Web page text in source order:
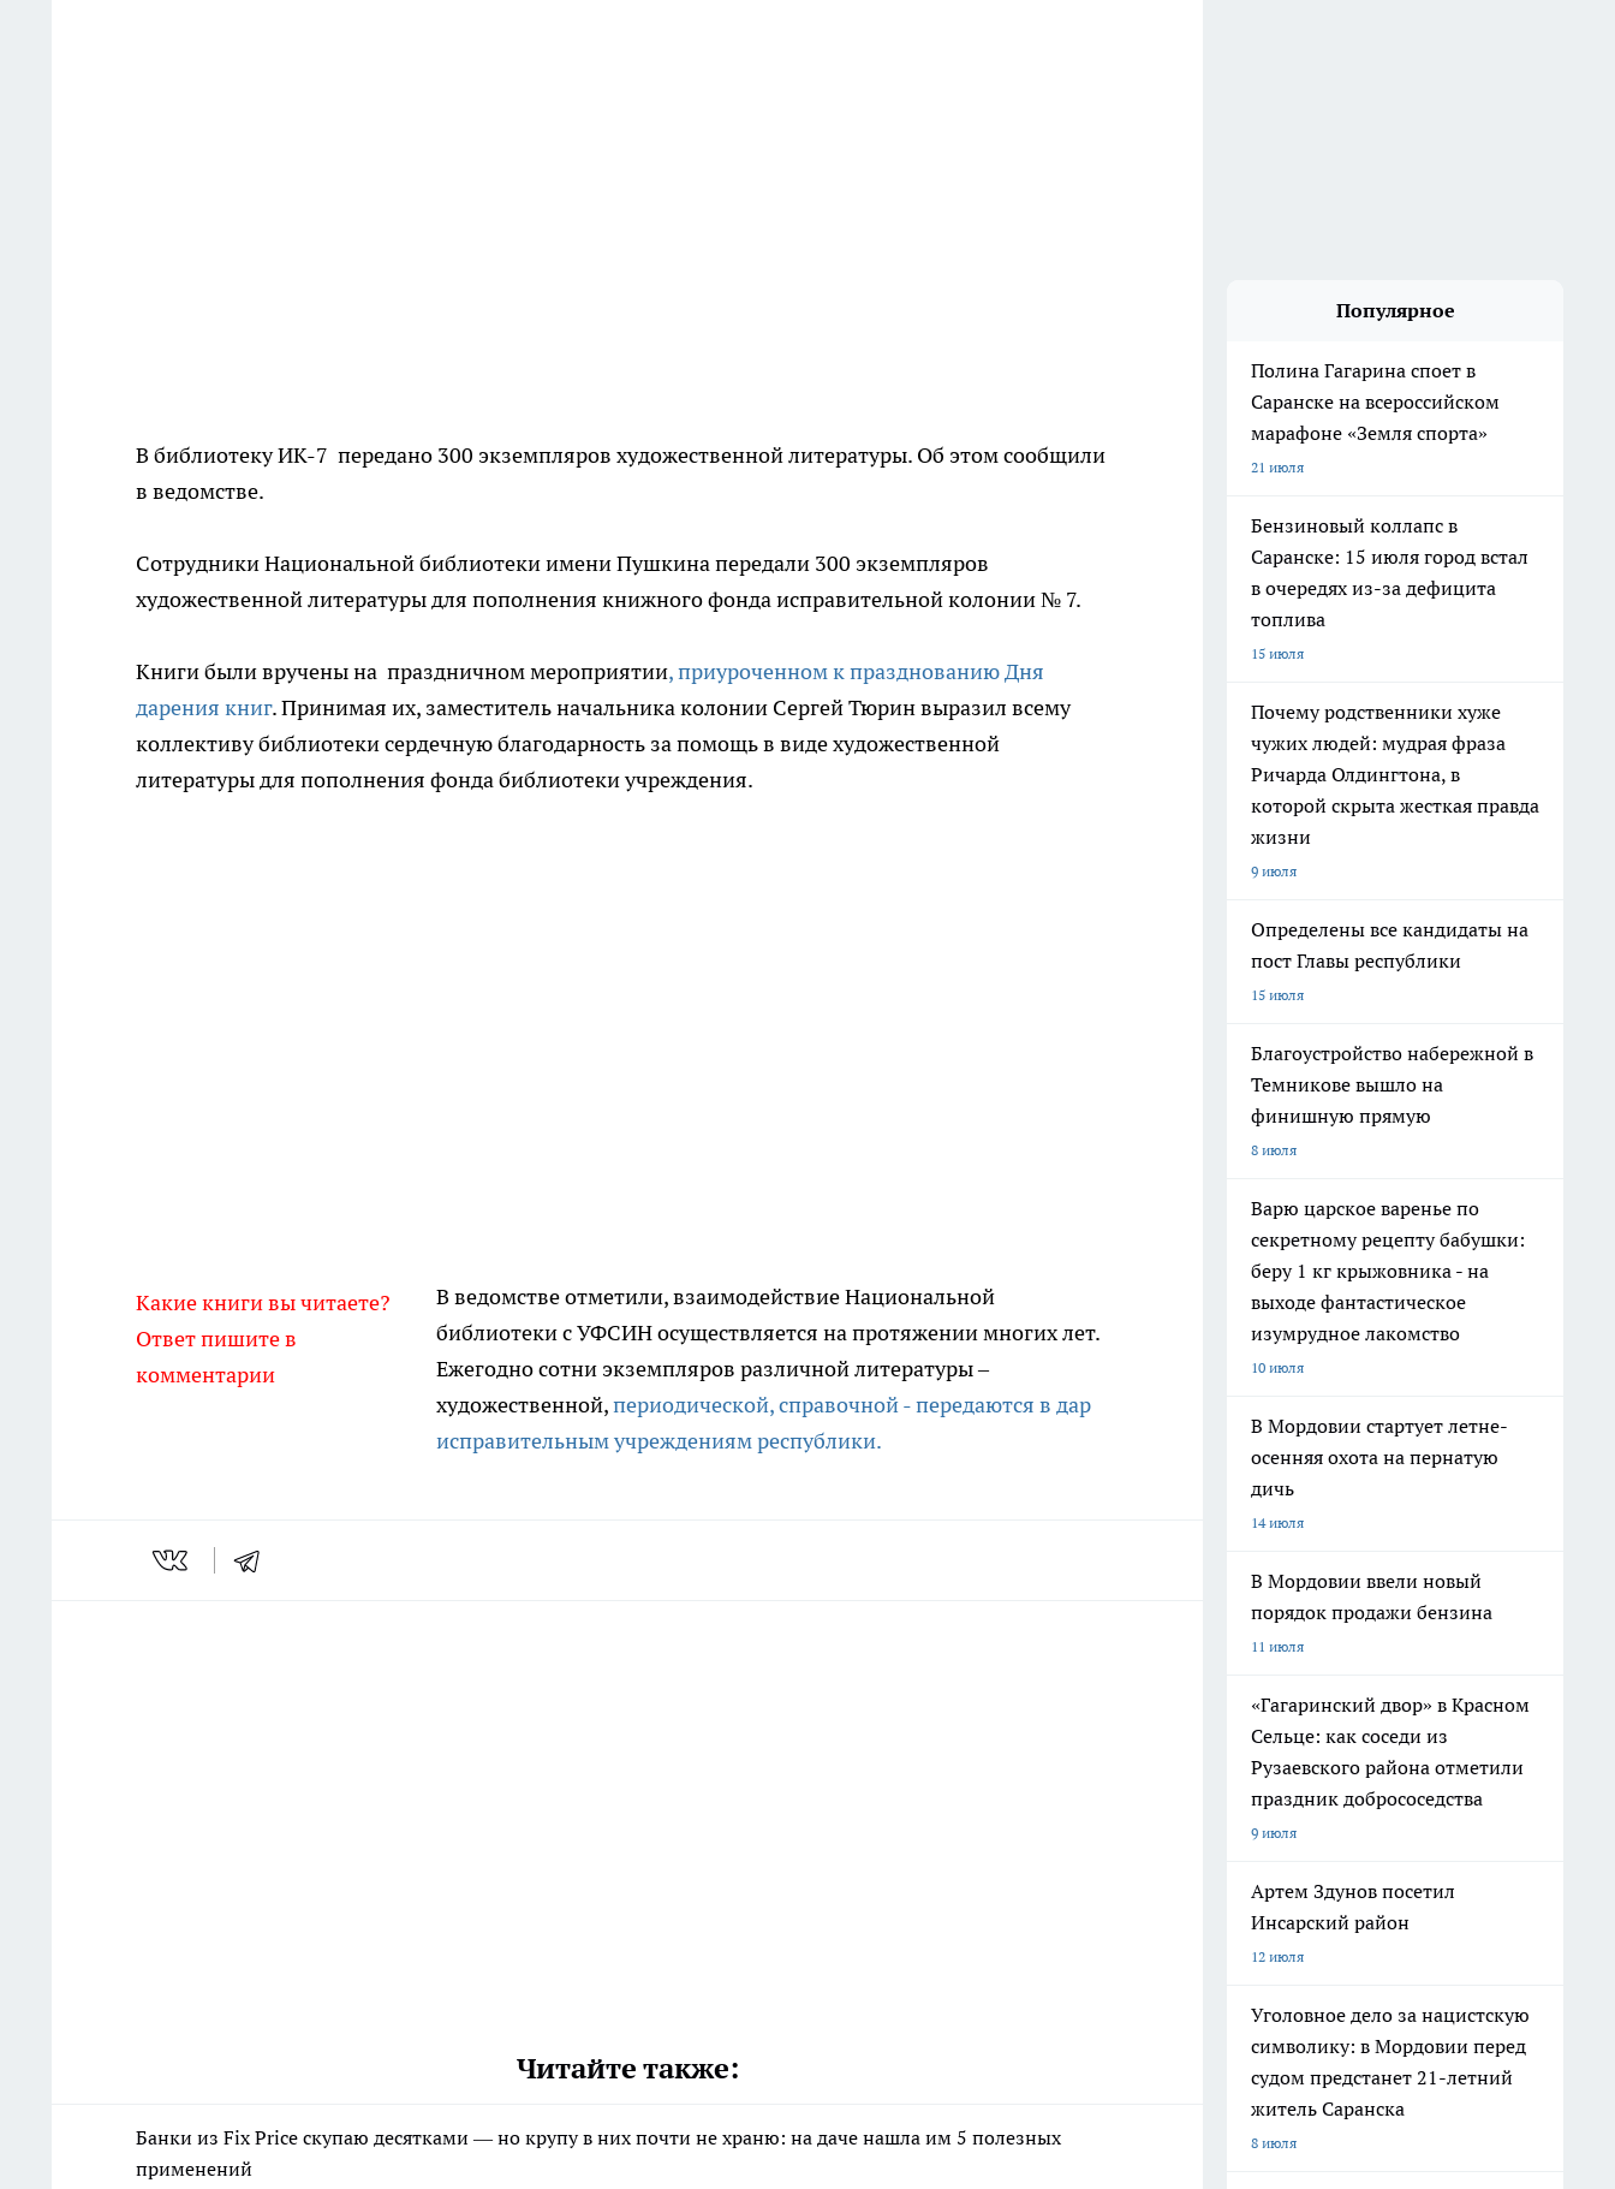
В библиотеку ИК-7 передано 300 экземпляров художественной литературы. Об этом сообщили
в ведомстве.
Сотрудники Национальной библиотеки имени Пушкина передали 300 экземпляров
художественной литературы для пополнения книжного фонда исправительной колонии № 7.
Книги были вручены на праздничном мероприятии, приуроченном к празднованию Дня
дарения книг. Принимая их, заместитель начальника колонии Сергей Тюрин выразил всему
коллективу библиотеки сердечную благодарность за помощь в виде художественной
литературы для пополнения фонда библиотеки учреждения.
Какие книги вы читаете?
Ответ пишите в
комментарии
В ведомстве отметили, взаимодействие Национальной
библиотеки с УФСИН осуществляется на протяжении многих лет.
Ежегодно сотни экземпляров различной литературы –
художественной,периодической, справочной - передаются в дар
исправительным учреждениям республики.
Читайте также:
Банки из Fix Price скупаю десятками — но крупу в них почти не храню: на даче нашла им 5 полезных
применений
Популярное
Полина Гагарина споет в
Саранске на всероссийском
марафоне «Земля спорта»
21 июля
Бензиновый коллапс в
Саранске: 15 июля город встал
в очередях из-за дефицита
топлива
15 июля
Почему родственники хуже
чужих людей: мудрая фраза
Ричарда Олдингтона, в
которой скрыта жесткая правда
жизни
9 июля
Определены все кандидаты на
пост Главы республики
15 июля
Благоустройство набережной в
Темникове вышло на
финишную прямую
8 июля
Варю царское варенье по
секретному рецепту бабушки:
беру 1 кг крыжовника - на
выходе фантастическое
изумрудное лакомство
10 июля
В Мордовии стартует летне-
осенняя охота на пернатую
дичь
14 июля
В Мордовии ввели новый
порядок продажи бензина
11 июля
«Гагаринский двор» в Красном
Сельце: как соседи из
Рузаевского района отметили
праздник добрососедства
9 июля
Артем Здунов посетил
Инсарский район
12 июля
Уголовное дело за нацистскую
символику: в Мордовии перед
судом предстанет 21-летний
житель Саранска
8 июля